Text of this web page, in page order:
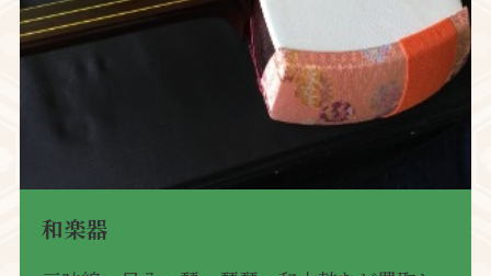
和楽器